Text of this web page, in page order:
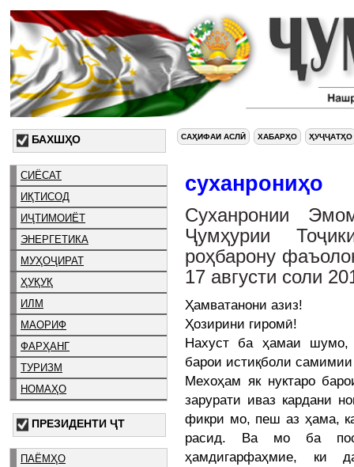
БАХШҲО
СИЁСАТ
ИҚТИСОД
ИҶТИМОИЁТ
ЭНЕРГЕТИКА
МУҲОҶИРАТ
ҲУҚУҚ
ИЛМ
МАОРИФ
ФАРҲАНГ
ТУРИЗМ
НОМАҲО
ПРЕЗИДЕНТИ ҶТ
ПАЁМҲО
САҲИФАИ АСЛӢ ХАБАРҲО ҲУҶҶАТҲО
суханрониҳо
Суханронии
Ҷумҳурии
роҳбарону
17 августи соли
Ҳамватанони азиз!
Ҳозирини гиромӣ!
Нахуст ба ҳамаи шумо,
барои истиқболи
Мехоҳам як нуктаро
зарурати иваз кардани
фикри мо, пеш аз ҳама,
расид. Ва мо ба
ҳамдигарфаҳмие, ки